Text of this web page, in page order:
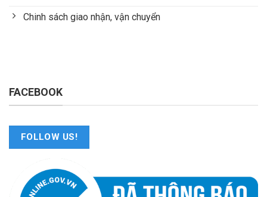
Chinh sách giao nhận, vận chuyển
FACEBOOK
FOLLOW US!